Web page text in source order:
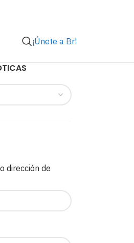
¡Únete a Br!
dirección de